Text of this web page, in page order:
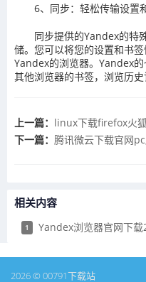
6、同步：轻松传输设置
同步提供的Yandex的特
储。您可以将您的设置和书
Yandex的浏览器。Yandex
其他浏览器的书签，浏览历史
上一篇： ​linux下载firefox火
下一篇： 腾讯微云下载官网
相关内容
1 ​Yandex浏览器官网下
2026 © 00791下载站